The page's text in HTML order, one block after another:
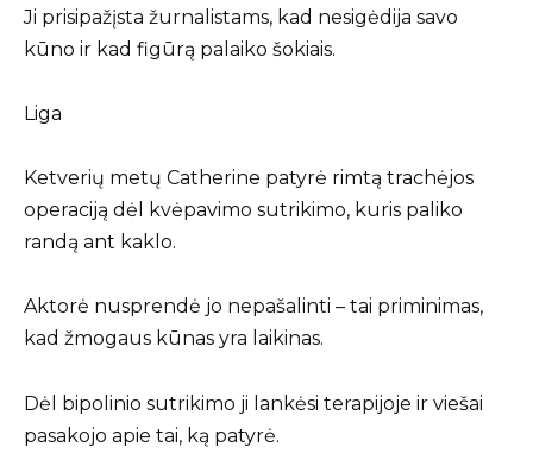
Ji prisipažįsta žurnalistams, kad nesigėdija savo
kūno ir kad figūrą palaiko šokiais.
Liga
Ketverių metų Catherine patyrė rimtą trachėjos
operaciją dėl kvėpavimo sutrikimo, kuris paliko
randą ant kaklo.
Aktorė nusprendė jo nepašalinti – tai priminimas,
kad žmogaus kūnas yra laikinas.
Dėl bipolinio sutrikimo ji lankėsi terapijoje ir viešai
pasakojo apie tai, ką patyrė.